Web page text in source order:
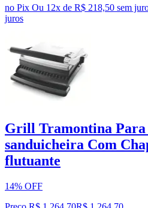
no Pix Ou 12x de R$ 218,50 sem
juros
Grill Tramontina Para
sanduicheira Com
flutuante
14% OFF